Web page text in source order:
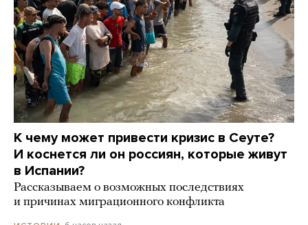
К чему может привести кризис в Сеуте?
И коснется ли он россиян, которые живут
в Испании?
Рассказываем о возможных последствиях
и причинах миграционного конфликта